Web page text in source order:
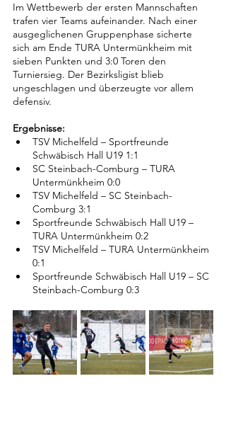
Im Wettbewerb der ersten Mannschaften
trafen vier Teams aufeinander. Nach einer
ausgeglichenen Gruppenphase sicherte
sich am Ende TURA Untermünkheim mit
sieben Punkten und 3:0 Toren den
Turniersieg. Der Bezirksligist blieb
ungeschlagen und überzeugte vor allem
defensiv.
Ergebnisse:
TSV Michelfeld – Sportfreunde
Schwäbisch Hall U19 1:1
SC Steinbach-Comburg – TURA
Untermünkheim 0:0
TSV Michelfeld – SC Steinbach-
Comburg 3:1
Sportfreunde Schwäbisch Hall U19 –
TURA Untermünkheim 0:2
TSV Michelfeld – TURA Untermünkheim
0:1
Sportfreunde Schwäbisch Hall U19 – SC
Steinbach-Comburg 0:3